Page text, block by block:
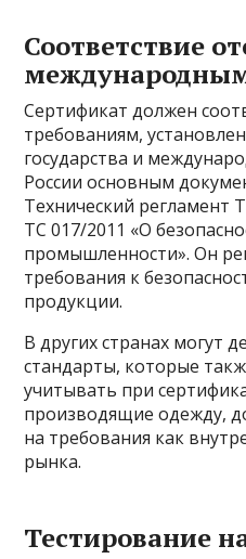
Соответствие
Сертификат должен
требованиям,
государства и
России основным
Технический регламент
ТС 017/2011 «О
промышленности». Он
требования к
продукции.
В других странах могут
стандарты, которые
учитывать при
производящие одежду,
на требования как
рынка.
Тестирование